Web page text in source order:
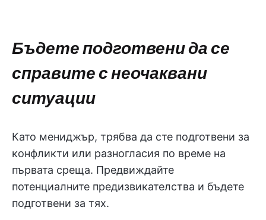
Бъдете подготвени да се
справите с неочаквани
ситуации
Като мениджър, трябва да сте подготвени за
конфликти или разногласия по време на
първата среща. Предвиждайте
потенциалните предизвикателства и бъдете
подготвени за тях.